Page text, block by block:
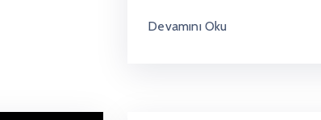
Devamını Oku